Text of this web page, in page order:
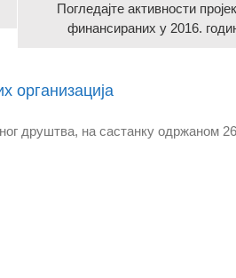
Погледајте активности
финансираних у 2016.
организација
друштва, на састанку одржаном